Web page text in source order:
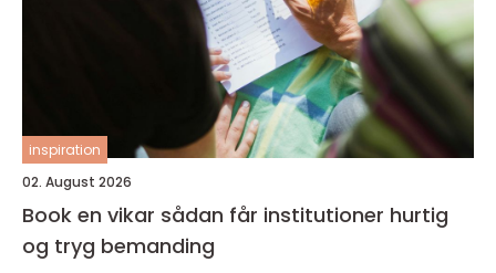
inspiration
02. August 2026
Book en vikar sådan får institutioner hurtig
og tryg bemanding